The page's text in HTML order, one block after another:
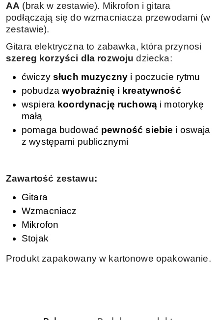
AA (brak w zestawie). Mikrofon i gitara
podłączają się do wzmacniacza przewodami (w
zestawie).
Gitara elektryczna to zabawka, która przynosi
szereg korzyści dla rozwoju dziecka:
ćwiczysłuch muzyczny i poczucie rytmu
pobudzawyobraźnię i kreatywność
wspiera koordynację ruchowąi motorykę
małą
pomaga budować pewność siebie i oswaja
z występami publicznymi
Zawartość zestawu:
Gitara
Wzmacniacz
Mikrofon
Stojak
Produkt zapakowany w kartonowe opakowanie.